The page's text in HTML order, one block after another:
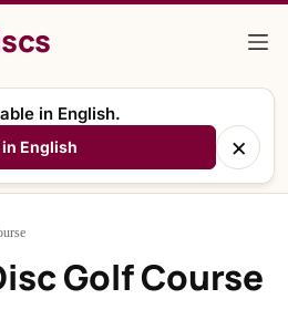
in English.
English ×
Golf Course